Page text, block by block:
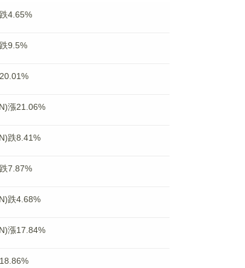
4.65%
9.5%
漲21.06%
跌8.41%
7.87%
跌4.68%
漲17.84%